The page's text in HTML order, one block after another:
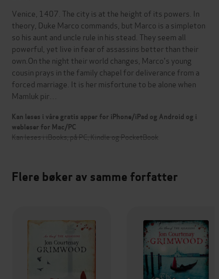
Venice, 1407. The city is at the height of its powers. In
theory, Duke Marco commands, but Marco is a simpleton
so his aunt and uncle rule in his stead. They seem all
powerful, yet live in fear of assassins better than their
own.On the night their world changes, Marco's young
cousin prays in the family chapel for deliverance from a
forced marriage. It is her misfortune to be alone when
Mamluk pir…
Kan leses i våre gratis apper for iPhone/iPad og Android og i
webleser for Mac/PC
Kan leses i iBooks, på PC, Kindle og PocketBook
Flere bøker av samme forfatter